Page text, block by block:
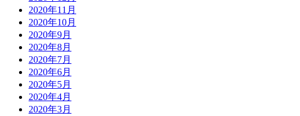
2020年11月
2020年10月
2020年9月
2020年8月
2020年7月
2020年6月
2020年5月
2020年4月
2020年3月